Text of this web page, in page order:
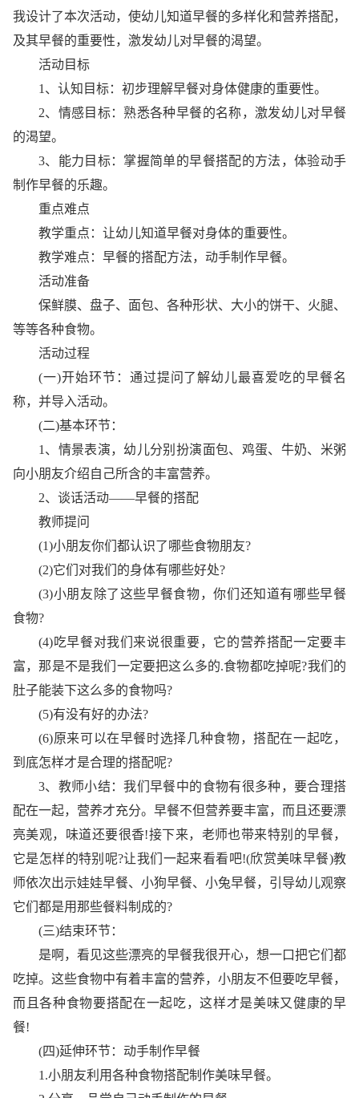
我设计了本次活动，使幼儿知道早餐的多样化和营养搭配，
及其早餐的重要性，激发幼儿对早餐的渴望。
活动目标
1、认知目标：初步理解早餐对身体健康的重要性。
2、情感目标：熟悉各种早餐的名称，激发幼儿对早餐
的渴望。
3、能力目标：掌握简单的早餐搭配的方法，体验动手
制作早餐的乐趣。
重点难点
教学重点：让幼儿知道早餐对身体的重要性。
教学难点：早餐的搭配方法，动手制作早餐。
活动准备
保鲜膜、盘子、面包、各种形状、大小的饼干、火腿、
等等各种食物。
活动过程
(一)开始环节：通过提问了解幼儿最喜爱吃的早餐名
称，并导入活动。
(二)基本环节：
1、情景表演，幼儿分别扮演面包、鸡蛋、牛奶、米粥
向小朋友介绍自己所含的丰富营养。
2、谈话活动——早餐的搭配
教师提问
(1)小朋友你们都认识了哪些食物朋友?
(2)它们对我们的身体有哪些好处?
(3)小朋友除了这些早餐食物，你们还知道有哪些早餐
食物?
(4)吃早餐对我们来说很重要，它的营养搭配一定要丰
富，那是不是我们一定要把这么多的.食物都吃掉呢?我们的
肚子能装下这么多的食物吗?
(5)有没有好的办法?
(6)原来可以在早餐时选择几种食物，搭配在一起吃，
到底怎样才是合理的搭配呢?
3、教师小结：我们早餐中的食物有很多种，要合理搭
配在一起，营养才充分。早餐不但营养要丰富，而且还要漂
亮美观，味道还要很香!接下来，老师也带来特别的早餐，
它是怎样的特别呢?让我们一起来看看吧!(欣赏美味早餐)教
师依次出示娃娃早餐、小狗早餐、小兔早餐，引导幼儿观察
它们都是用那些餐料制成的?
(三)结束环节：
是啊，看见这些漂亮的早餐我很开心，想一口把它们都
吃掉。这些食物中有着丰富的营养，小朋友不但要吃早餐，
而且各种食物要搭配在一起吃，这样才是美味又健康的早
餐!
(四)延伸环节：动手制作早餐
1.小朋友利用各种食物搭配制作美味早餐。